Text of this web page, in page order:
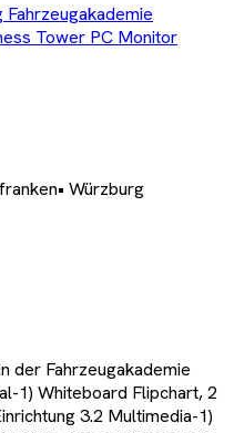
Tower PC Monitor
• Würzburg
der Fahrzeugakademie
1) Whiteboard Flipchart, 2
3.2 Multimedia-1)